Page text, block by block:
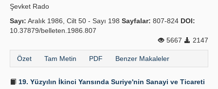
Şevket Rado
Sayı: Aralık 1986, Cilt 50 - Sayı 198 Sayfalar: 807-824 DOI:
10.37879/belleten.1986.807
5667
2147
Özet Tam Metin PDF Benzer Makaleler
19. Yüzyılın İkinci Yarısında Suriye'nin Sanayi ve Ticareti